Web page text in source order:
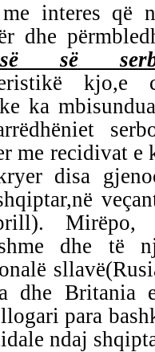
interes që
dhe
së
kjo,e
ka
me recidivat
disa
dhe të
dhe Britania
para
ndaj